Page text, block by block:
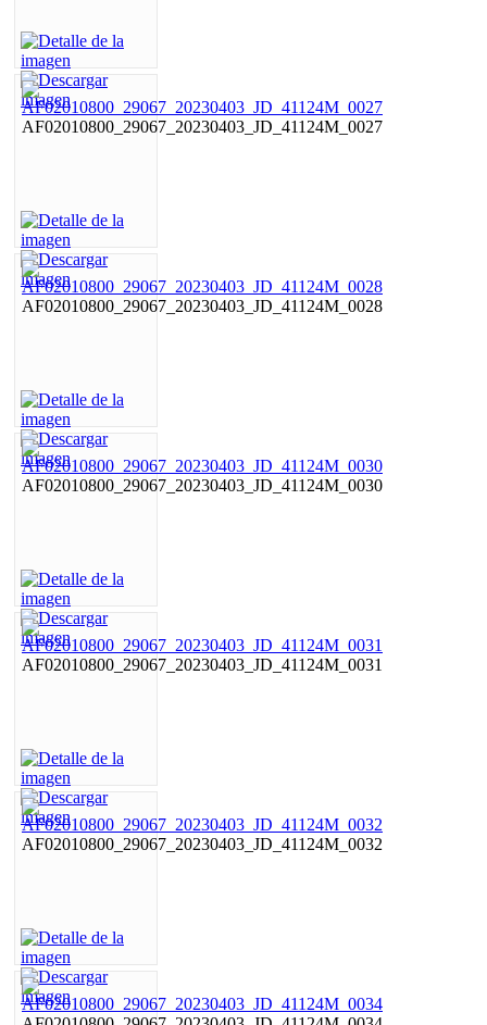
AF02010800_29067_20230403_JD_41124M_0027
AF02010800_29067_20230403_JD_41124M_0028
AF02010800_29067_20230403_JD_41124M_0030
AF02010800_29067_20230403_JD_41124M_0031
AF02010800_29067_20230403_JD_41124M_0032